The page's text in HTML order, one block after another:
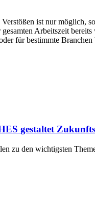
ist nur möglich,
Arbeitszeit
für bestimmte Branchen
gestaltet
zu den wichtigsten